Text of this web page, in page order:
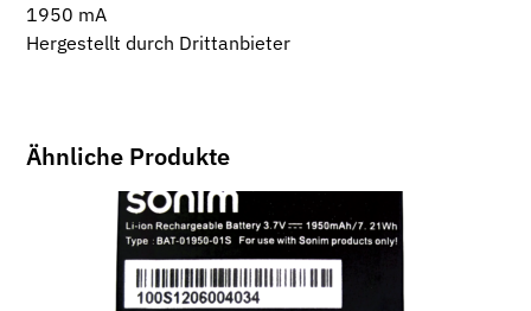
1950 mA
Hergestellt durch Drittanbieter
Ähnliche Produkte